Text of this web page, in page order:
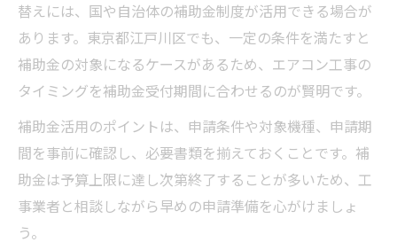
替えには、国や自治体の補助金制度が活用できる場合が
あります。東京都江戸川区でも、一定の条件を満たすと
補助金の対象になるケースがあるため、エアコン工事の
タイミングを補助金受付期間に合わせるのが賢明です。
補助金活用のポイントは、申請条件や対象機種、申請期
間を事前に確認し、必要書類を揃えておくことです。補
助金は予算上限に達し次第終了することが多いため、工
事業者と相談しながら早めの申請準備を心がけましょ
う。